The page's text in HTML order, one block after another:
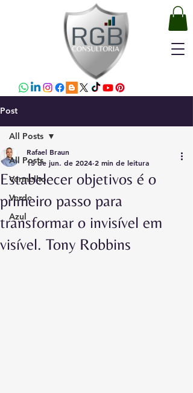
Post
All Posts
Vermelho
Verde
Azul
All Posts
Estabelecer objetivos é o
primeiro passo para
transformar o invisível em
visível. Tony Robbins
Rafael Braun
15 de jun. de 2024 2 min de leitura